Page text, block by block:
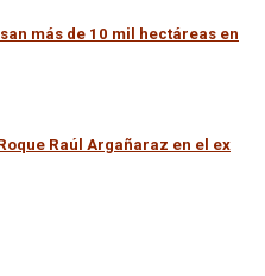
más de 10 mil hectáreas en
Raúl Argañaraz en el ex